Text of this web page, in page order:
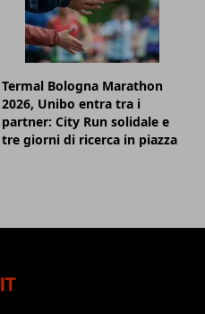
Termal Bologna Marathon
2026, Unibo entra tra i
partner: City Run solidale e
tre giorni di ricerca in piazza